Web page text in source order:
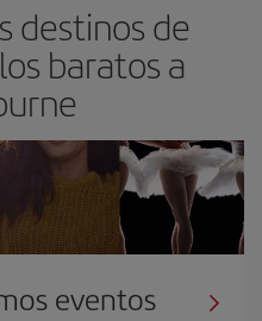
destinos de
baratos a
eventos